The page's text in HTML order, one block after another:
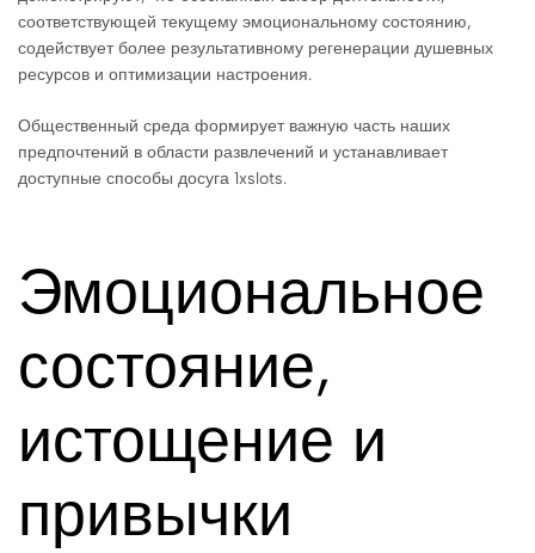
соответствующей текущему эмоциональному состоянию,
содействует более результативному регенерации душевных
ресурсов и оптимизации настроения.
Общественный среда формирует важную часть наших
предпочтений в области развлечений и устанавливает
доступные способы досуга 1xslots.
Эмоциональное
состояние,
истощение и
привычки